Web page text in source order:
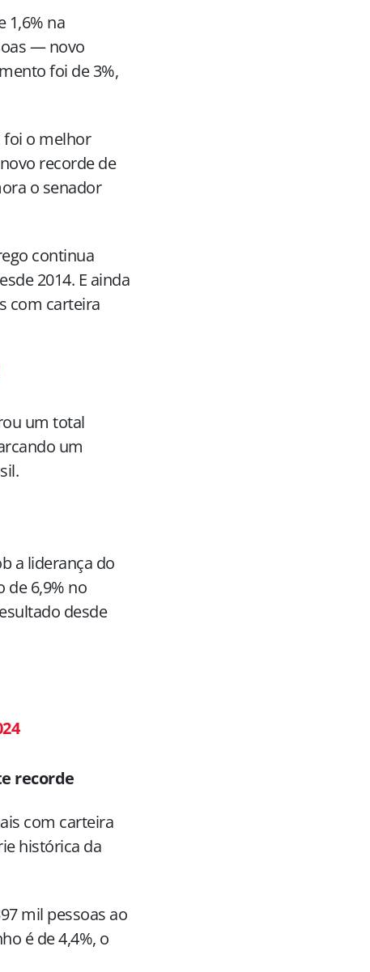
1,6% na
— novo
foi de 3%,
foi o melhor
recorde de
o senador
continua
2014. E ainda
com carteira
um total
um
a liderança do
de 6,9% no
desde
recorde
com carteira
histórica da
mil pessoas ao
é de 4,4%, o